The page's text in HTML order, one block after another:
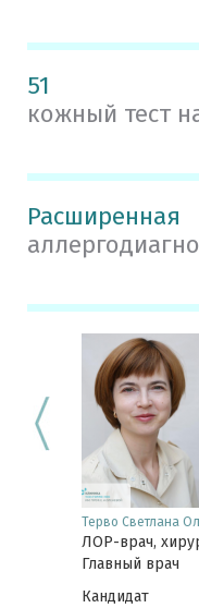
51
кожный тест
Расширенная
Терво Светлана
ЛОР-врач,
Главный врач
Кандидат